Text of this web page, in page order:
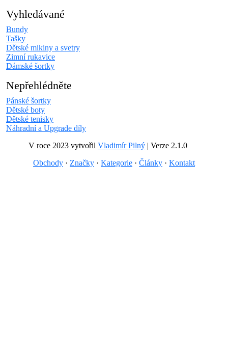
Vyhledávané
Bundy
Tašky
Dětské mikiny a svetry
Zimní rukavice
Dámské šortky
Nepřehlédněte
Pánské šortky
Dětské boty
Dětské tenisky
Náhradní a Upgrade díly
V roce 2023 vytvořil Vladimír Pilný | Verze 2.1.0
Obchody · Značky · Kategorie · Články · Kontakt